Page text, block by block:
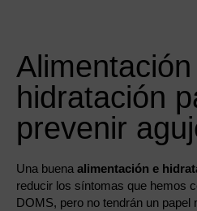
hidratación
prevenir
Una buena alimentación e
reducir los síntomas que hemos
DOMS, pero no tendrán un papel